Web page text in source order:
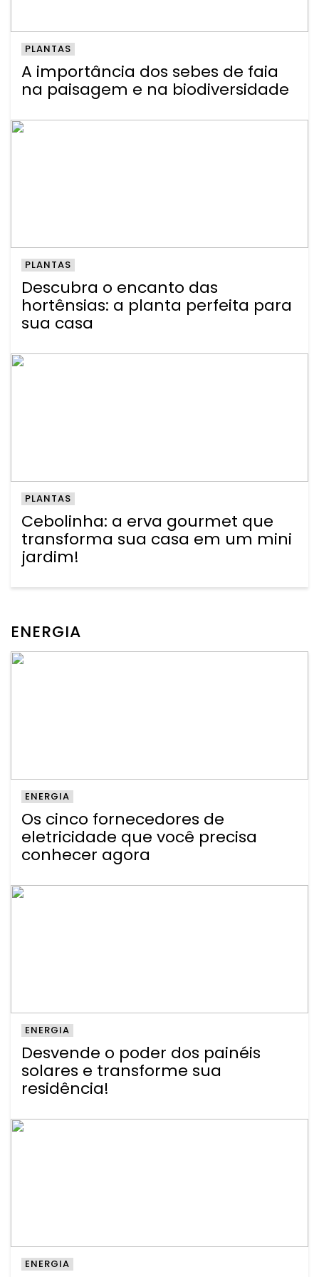
A importância dos sebes de faia
na paisagem e na biodiversidade
PLANTAS
Descubra o encanto das
hortênsias: a planta perfeita para
sua casa
PLANTAS
Cebolinha: a erva gourmet que
transforma sua casa em um mini
jardim!
PLANTAS
ENERGIA
Os cinco fornecedores de
eletricidade que você precisa
conhecer agora
ENERGIA
Desvende o poder dos painéis
solares e transforme sua
residência!
ENERGIA
ENERGIA